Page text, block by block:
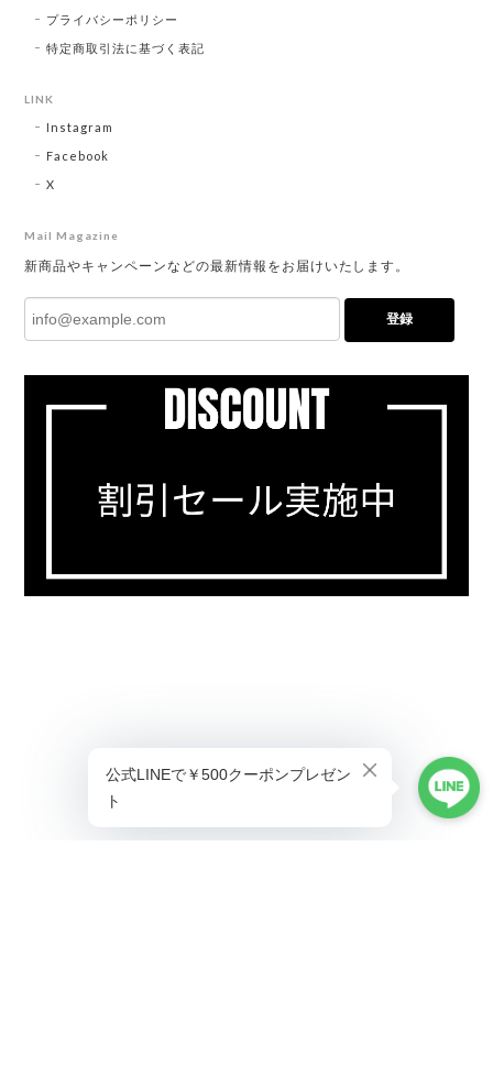
プライバシーポリシー
特定商取引法に基づく表記
LINK
Instagram
Facebook
X
Mail Magazine
新商品やキャンペーンなどの最新情報をお届けいたします。
登録